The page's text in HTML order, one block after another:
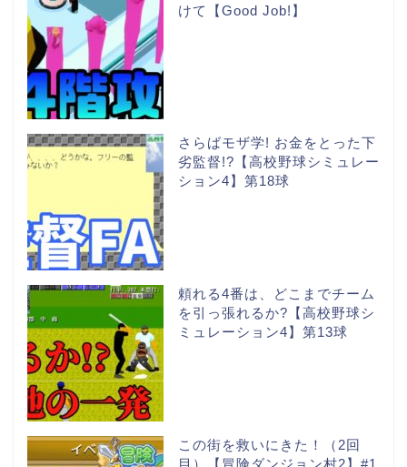
けて【Good Job!】
さらばモザ学! お金をとった下
劣監督!?【高校野球シミュレー
ション4】第18球
頼れる4番は、どこまでチーム
を引っ張れるか?【高校野球シ
ミュレーション4】第13球
この街を救いにきた！（2回
目）【冒険ダンジョン村2】#1